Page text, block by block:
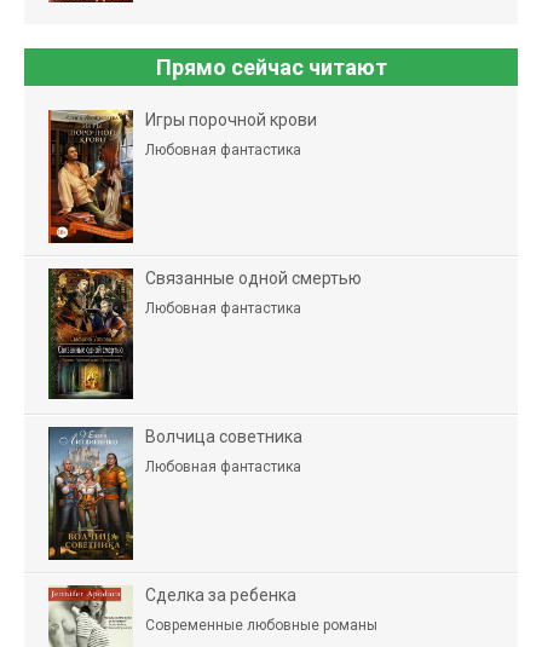
Прямо сейчас читают
Игры порочной крови
Любовная фантастика
Связанные одной смертью
Любовная фантастика
Волчица советника
Любовная фантастика
Сделка за ребенка
Современные любовные романы